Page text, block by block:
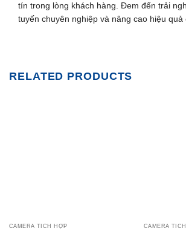
tín trong lòng khách hàng. Đem đến trải
tuyến chuyên nghiệp và nâng cao hiệu quả
RELATED PRODUCTS
CAMERA TÍCH HỢP CAMERA